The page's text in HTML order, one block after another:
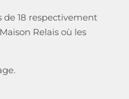
de 18 respectivement
Relais où les